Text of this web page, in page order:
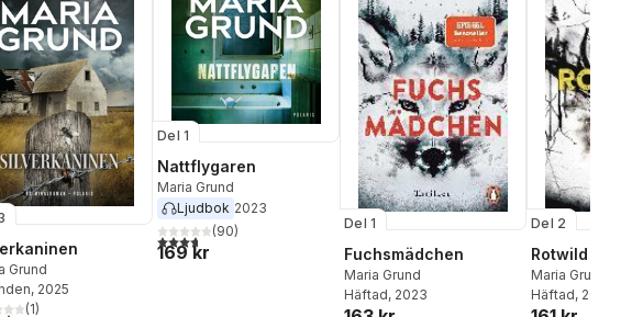
Grund
, 2025
(1)
Del 1
Nattflygaren
Maria Grund
Ljudbok 2023
3,7utav 5 stjärnor. Totalt antal röster:
(90)
169 kr
Del 1
Fuchsmädchen
Maria Grund
Häftad, 2023
Del 2
Rotwild
Maria Grund
Häftad, 2024